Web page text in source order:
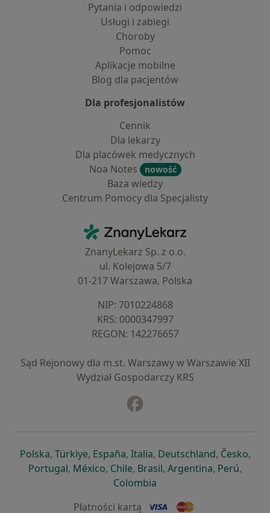
Pytania i odpowiedzi
Usługi i zabiegi
Choroby
Pomoc
Aplikacje mobilne
Blog dla pacjentów
Dla profesjonalistów
Cennik
Dla lekarzy
Dla placówek medycznych
Noa Notes
nowość
Baza wiedzy
Centrum Pomocy dla Specjalisty
ZnanyLekarz - Strona główna
ZnanyLekarz Sp. z o.o.
ul. Kolejowa 5/7
01-217 Warszawa, Polska
NIP: ⁠7010224868
KRS: ⁠0000347997
REGON: ⁠142276657
Sąd Rejonowy dla m.st. Warszawy w Warszawie XII
Wydział Gospodarczy KRS
Polskaotwiera się w nowej karcie
, Türkiyeotwiera się w nowej karcie
, Españaotwiera się w nowej karcie
, Italiaotwiera się w nowej
, Deutschlandotwiera się
, Česko,
Portugalotwiera się w nowej karcie
, Méxicootwiera się w nowej karcie
, Chileotwiera się w nowej karcie
, Brasilotwiera się w nowej
, Argentinaotwiera się
, Perú,
Colombia
Płatności kartą